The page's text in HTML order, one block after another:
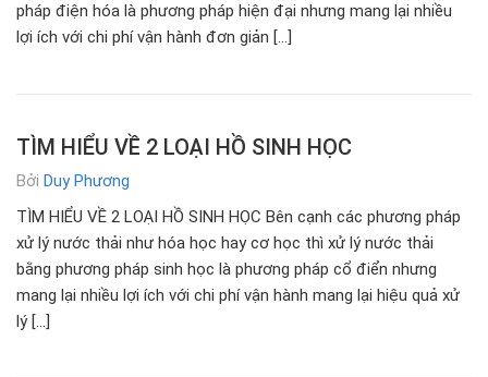
pháp điện hóa là phương pháp hiện đại nhưng mang lại nhiều
lợi ích với chi phí vận hành đơn giản […]
TÌM HIỂU VỀ 2 LOẠI HỒ SINH HỌC
Bởi Duy Phương
TÌM HIỂU VỀ 2 LOẠI HỒ SINH HỌC Bên cạnh các phương pháp
xử lý nước thải như hóa học hay cơ học thì xử lý nước thải
bằng phương pháp sinh học là phương pháp cổ điển nhưng
mang lại nhiều lợi ích với chi phí vận hành mang lại hiệu quả xử
lý […]